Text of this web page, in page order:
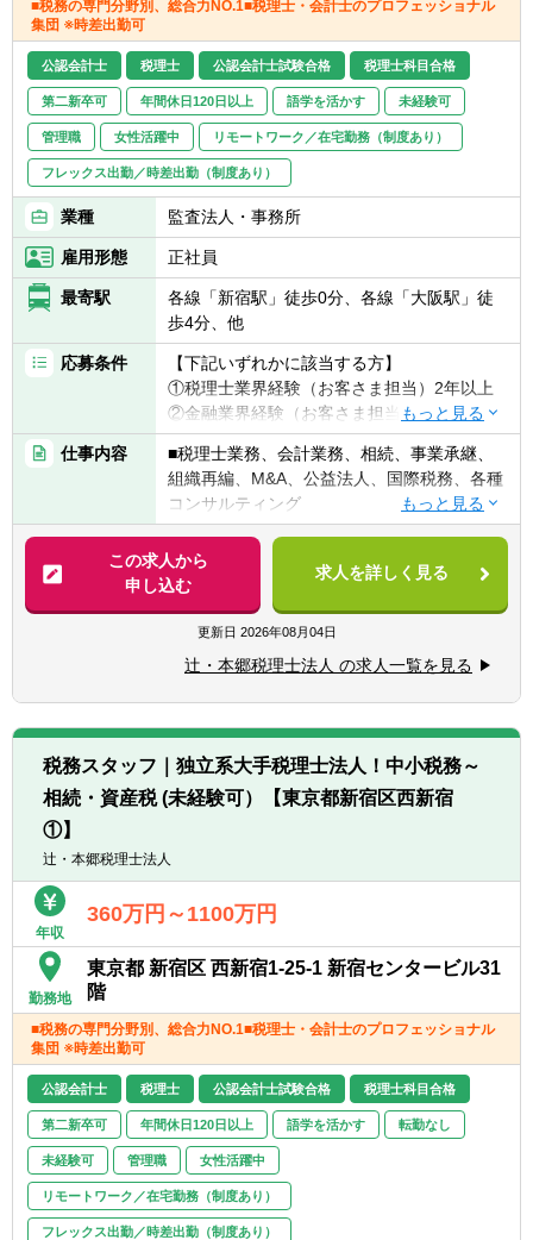
■税務の専門分野別、総合力NO.1■税理士・会計士のプロフェッショナル
集団 ※時差出勤可
公認会計士 税理士 公認会計士試験合格 税理士科目合格
第二新卒可 年間休日120日以上 語学を活かす 未経験可
管理職 女性活躍中 リモートワーク／在宅勤務（制度あり）
フレックス出勤／時差出勤（制度あり）
業種 監査法人・事務所
雇用形態 正社員
最寄駅
各線「新宿駅」徒歩0分、各線「大阪駅」徒
歩4分、他
応募条件
【下記いずれかに該当する方】
①税理士業界経験（お客さま担当）2年以上
②金融業界経験（お客さま担当）3年以上
③社会人経験（業界等問わず）2年以上 か
つ 税理士科目1科目以上の取得者
④税理士
⑤公認会計士
※税務業務未経験会計士の方も歓迎いたしま
す！！
【求める人物像】
■税務・会計にとどまらず、総合的な観点か
ら経営コンサルティングに携りたい方
仕事内容
■税理士業務、会計業務、相続、事業承継、
組織再編、M&A、公益法人、国際税務、各種
コンサルティング
【法人全体の特色】
■業界トップレベルの規模でお客様に対して
サービス提供しています。
■チーム連携：税理士、公認会計士、中小企
業診断士など、税務・会計に関わる様々な分
野のエキスパートが集結し、案件によって
は、互いにチームを組んで業務を進めること
があります。
■広範囲な取扱業務
一般企業をはじめ、医療法人、公益法人、社
会福祉法人、地方公共団体、海外法人、個人
この求人から
申し込む
求人を詳しく見る
更新日 2026年08月04日
辻・本郷税理士法人 の求人一覧を見る
税務スタッフ｜独立系大手税理士法人！中小税務～
相続・資産税 (未経験可）【東京都新宿区西新宿
①】
辻・本郷税理士法人
年収
360万円～1100万円
勤務地
東京都 新宿区 西新宿1-25-1 新宿センタービル31
階
■税務の専門分野別、総合力NO.1■税理士・会計士のプロフェッショナル
集団 ※時差出勤可
公認会計士 税理士 公認会計士試験合格 税理士科目合格
第二新卒可 年間休日120日以上 語学を活かす 転勤なし
未経験可 管理職 女性活躍中
リモートワーク／在宅勤務（制度あり）
フレックス出勤／時差出勤（制度あり）